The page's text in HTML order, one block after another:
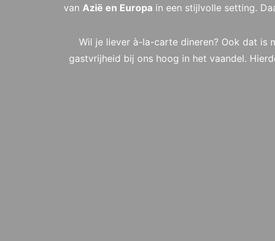
van Azië en Europa in een stijlvolle setting.
Wil je liever à-la-carte dineren? Ook dat is
gastvrijheid bij ons hoog in het vaandel.